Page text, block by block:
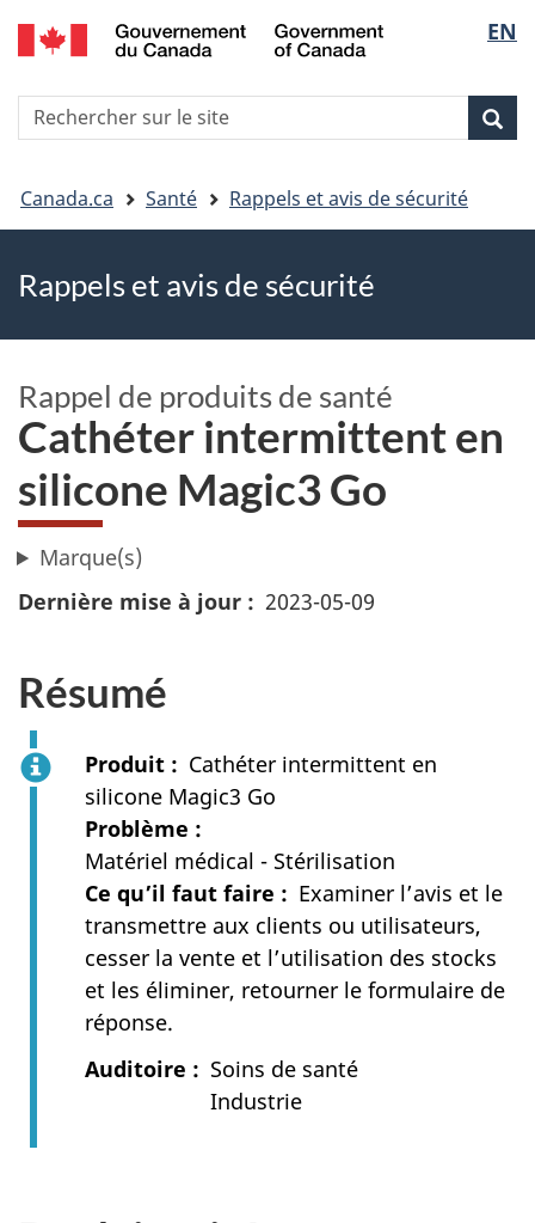
Skip
to
Skip
to
Passer
à
HTML
de
la
EN
Recherche
Vous
êtes
ici
Canada.ca Santé Rappels et avis de sécurité
Rappels et avis de sécurité
Rappel de produits de santé
Cathéter intermittent en
silicone Magic3 Go
Marque(s)
Dernière mise à jour
2023-05-09
Résumé
Produit
Cathéter intermittent en
silicone Magic3 Go
Problème
Matériel médical - Stérilisation
Ce qu’il faut faire
Examiner l’avis et le
transmettre aux clients ou utilisateurs,
cesser la vente et l’utilisation des stocks
et les éliminer, retourner le formulaire de
réponse.
Auditoire
Soins de santé
Industrie